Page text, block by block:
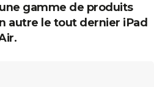
gamme de produits
autre le tout dernier iPad